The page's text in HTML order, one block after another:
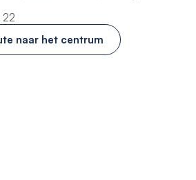
22
naar het centrum